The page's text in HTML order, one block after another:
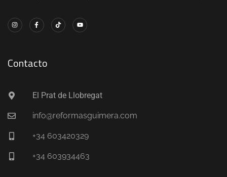
Contacto
El Prat de Llobregat
info@reformasguimera.com
+34 603420329
+34 603934463